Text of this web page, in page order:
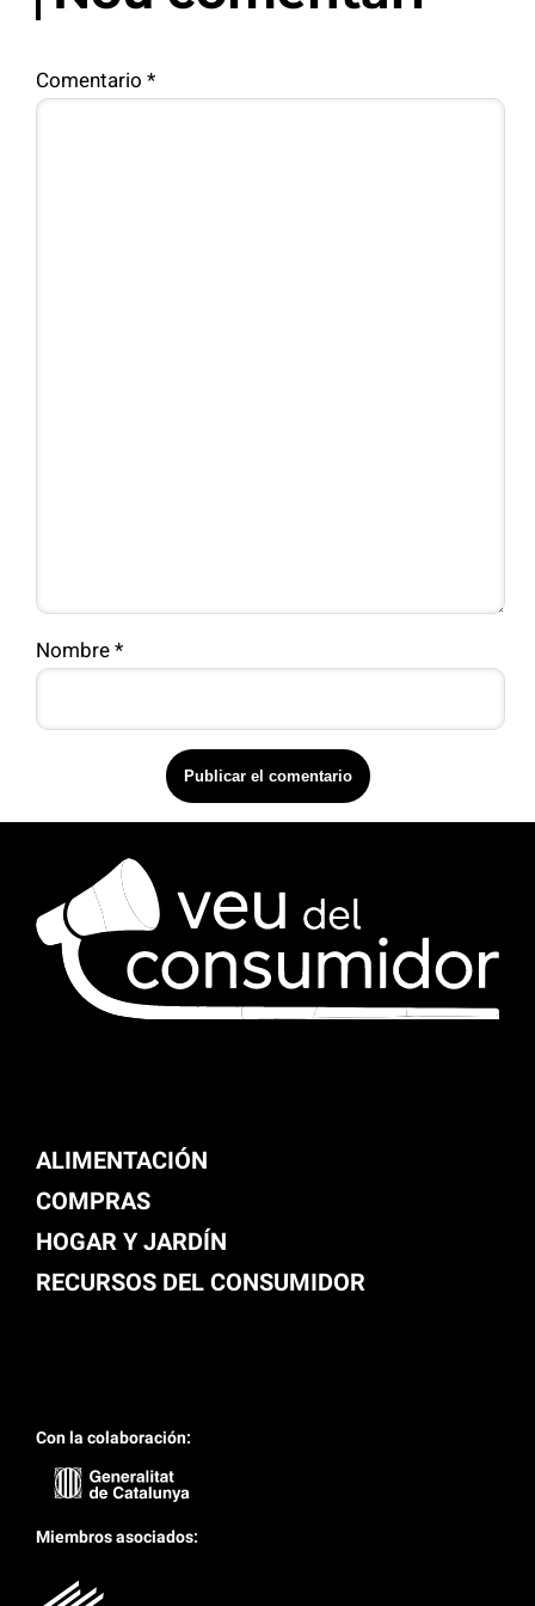
Comentario *
Nombre *
ALIMENTACIÓN
COMPRAS
HOGAR Y JARDÍN
RECURSOS DEL CONSUMIDOR
Con la colaboración:
Miembros asociados: